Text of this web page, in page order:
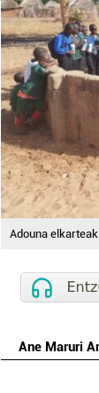
Adouna
Ane Maruri